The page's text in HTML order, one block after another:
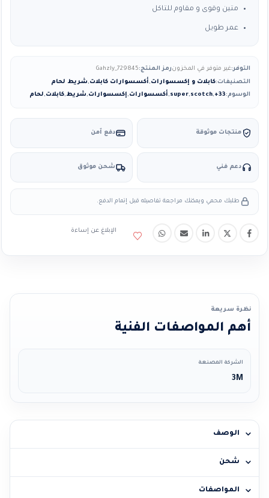
متين وقوى و مقاوم للتاكل
عمر طويل
التوفر:غير متوفر في المخزونرمز المنتج:Gahzly_729845
التصنيفات:كابلات و إكسسوارات,أكسسوارات كابلات,شريط لحام
الوسوم:33+
,
scotch
,
super
,أكسسوارات,إكسسوارات,شريط,كابلات,لحام
منتجات موثوقة دفع آمن
دعم فني شحن موثوق
طلبك محمي ويمكنك مراجعة تفاصيله قبل إتمام الدفع.
الإبلاغ عن إساءة
نظرة سريعة
أهم المواصفات الفنية
الشركة المصنعة
3M
الوصف
شحن
المواصفات